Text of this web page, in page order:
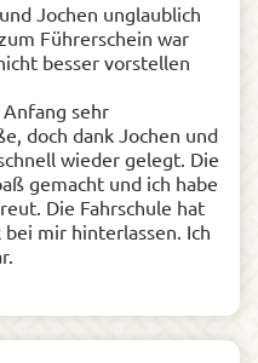
Jochen unglaublich
Führerschein war
besser vorstellen
Anfang sehr
doch dank Jochen und
wieder gelegt. Die
gemacht und ich habe
Die Fahrschule hat
mir hinterlassen. Ich